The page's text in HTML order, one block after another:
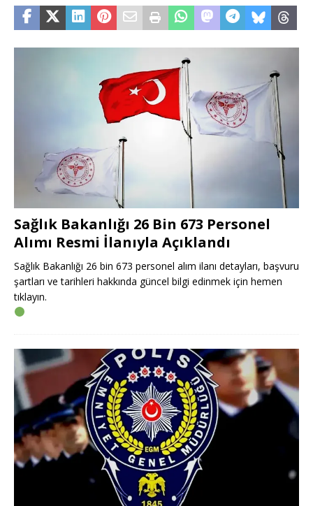
Sağlık Bakanlığı 26 Bin 673 Personel
Alımı Resmi İlanıyla Açıklandı
Sağlık Bakanlığı 26 bin 673 personel alım ilanı detayları, başvuru
şartları ve tarihleri hakkında güncel bilgi edinmek için hemen
tıklayın.